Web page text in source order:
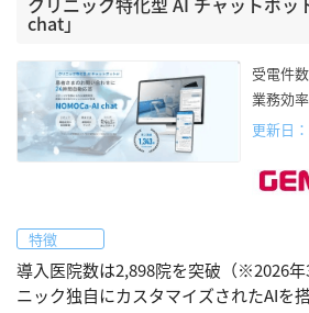
chat」
受電件
業務効
更新日
特徴
導入医院数は2,898院を突破（※2026年
ニック独自にカスタマイズされたAIを